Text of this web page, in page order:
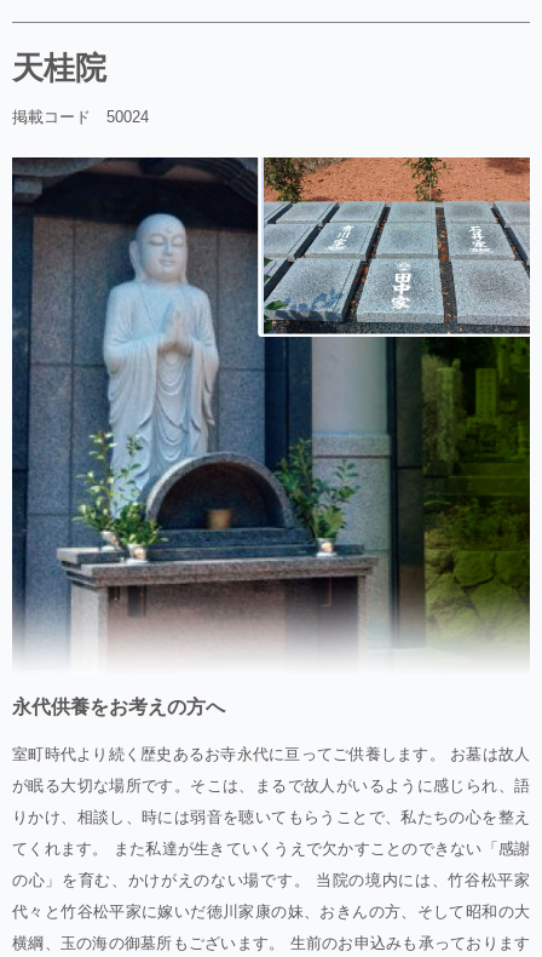
天桂院
掲載コード 50024
永代供養をお考えの方へ
室町時代より続く歴史あるお寺永代に亘ってご供養します。 お墓は故人
が眠る大切な場所です。そこは、まるで故人がいるように感じられ、語
りかけ、相談し、時には弱音を聴いてもらうことで、私たちの心を整え
てくれます。 また私達が生きていくうえで欠かすことのできない「感謝
の心」を育む、かけがえのない場です。 当院の境内には、竹谷松平家
代々と竹谷松平家に嫁いだ徳川家康の妹、おきんの方、そして昭和の大
横綱、玉の海の御墓所もございます。 生前のお申込みも承っております